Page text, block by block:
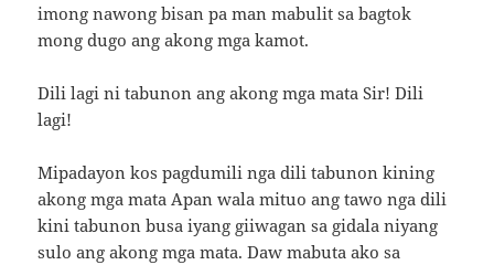
imong nawong bisan pa man mabulit sa bagtok
mong dugo ang akong mga kamot.
Dili lagi ni tabunon ang akong mga mata Sir! Dili
lagi!
Mipadayon kos pagdumili nga dili tabunon kining
akong mga mata Apan wala mituo ang tawo nga dili
kini tabunon busa iyang giiwagan sa gidala niyang
sulo ang akong mga mata. Daw mabuta ako sa